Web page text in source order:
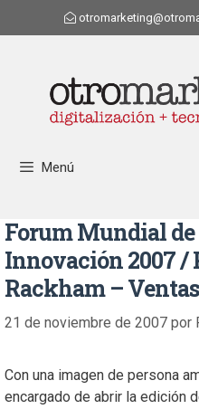
Menú
Forum Mundial
Innovación 2007 /
Rackham – Ventas
21 de noviembre de 2007 por
Con una imagen de persona
encargado de abrir la edición